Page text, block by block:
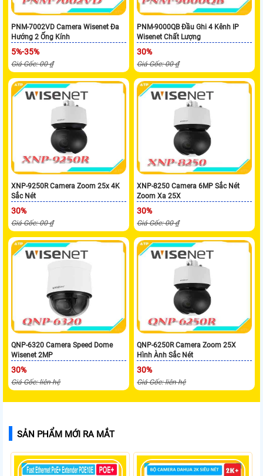
PNM-7002VD Camera Wisenet Đa
Hướng 2 Ống Kính
5%-35%
Giá Gốc: 00 ₫
PNM-9000QB Đầu Ghi 4 Kênh IP
Wisenet Chất Lượng
30%
Giá Gốc: 00 ₫
XNP-9250R Camera Zoom 25x 4K
Sắc Nét
30%
Giá Gốc: 00 ₫
XNP-8250 Camera 6MP Sắc Nét
Zoom Xa 25X
30%
Giá Gốc: 00 ₫
QNP-6320 Camera Speed Dome
Wisenet 2MP
30%
Giá Gốc: liên hệ
QNP-6250R Camera Zoom 25X
Hình Ành Sắc Nét
30%
Giá Gốc: liên hệ
SẢN PHẨM MỚI RA MẮT